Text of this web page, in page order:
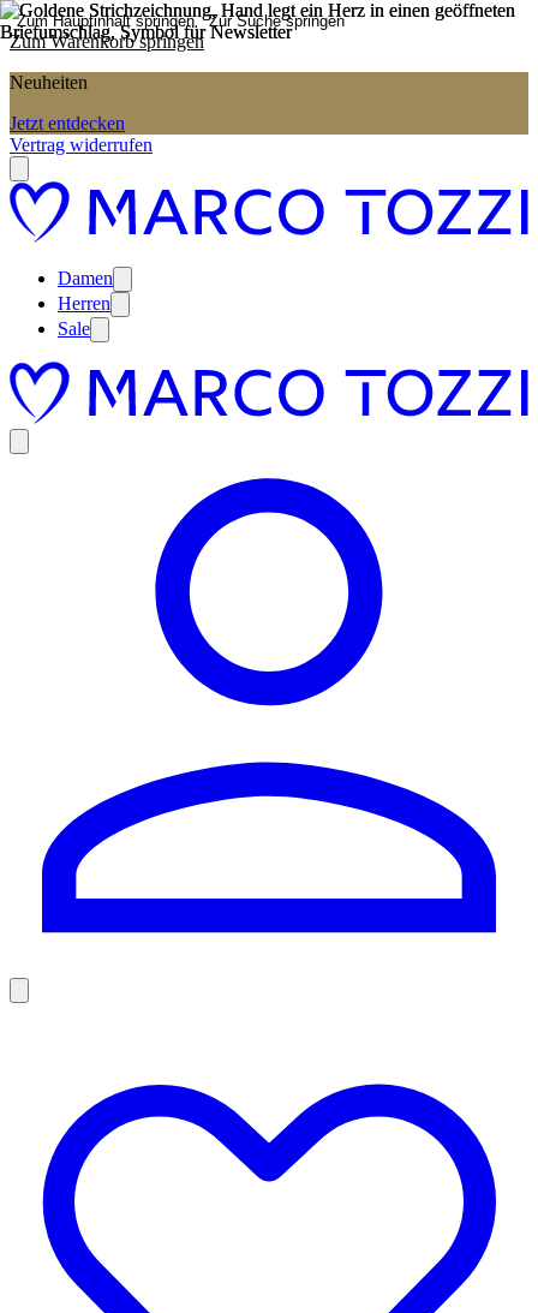
Zum Hauptinhalt springen Zur Suche springen
Zum Warenkorb springen
Neuheiten
Jetzt entdecken
Vertrag widerrufen
Damen
Herren
Sale